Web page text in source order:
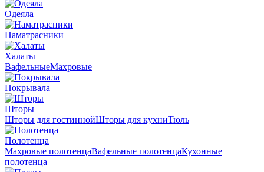
Одеяла
Наматрасники
Халаты
ВафельныеМахровые
Покрывала
Шторы
Шторы для гостиннойШторы для кухниТюль
Полотенца
Махровые полотенцаВафельные полотенцаКухонные
полотенца